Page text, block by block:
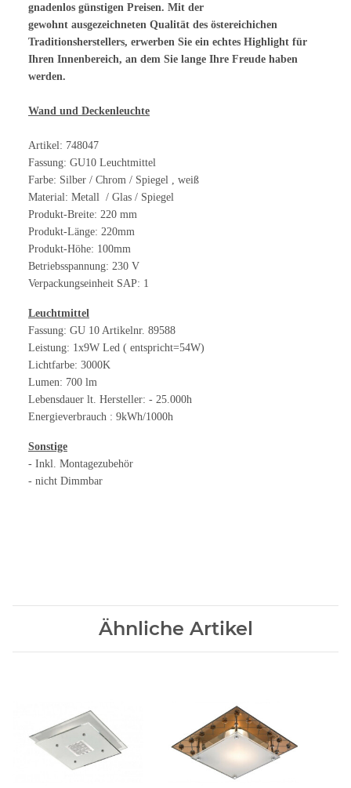
gnadenlos günstigen Preisen. Mit der
gewohnt ausgezeichneten Qualität des östereichichen
Traditionsherstellers, erwerben Sie ein echtes Highlight für
Ihren Innenbereich, an dem Sie lange Ihre Freude haben
werden.
Wand und Deckenleuchte
Artikel: 748047
Fassung: GU10 Leuchtmittel
Farbe: Silber / Chrom / Spiegel , weiß
Material: Metall / Glas / Spiegel
Produkt-Breite: 220 mm
Produkt-Länge: 220mm
Produkt-Höhe: 100mm
Betriebsspannung: 230 V
Verpackungseinheit SAP: 1
Leuchtmittel
Fassung: GU 10 Artikelnr. 89588
Leistung: 1x9W Led ( entspricht=54W)
Lichtfarbe: 3000K
Lumen: 700 lm
Lebensdauer lt. Hersteller: - 25.000h
Energieverbrauch : 9kWh/1000h
Sonstige
- Inkl. Montagezubehör
- nicht Dimmbar
Ähnliche Artikel